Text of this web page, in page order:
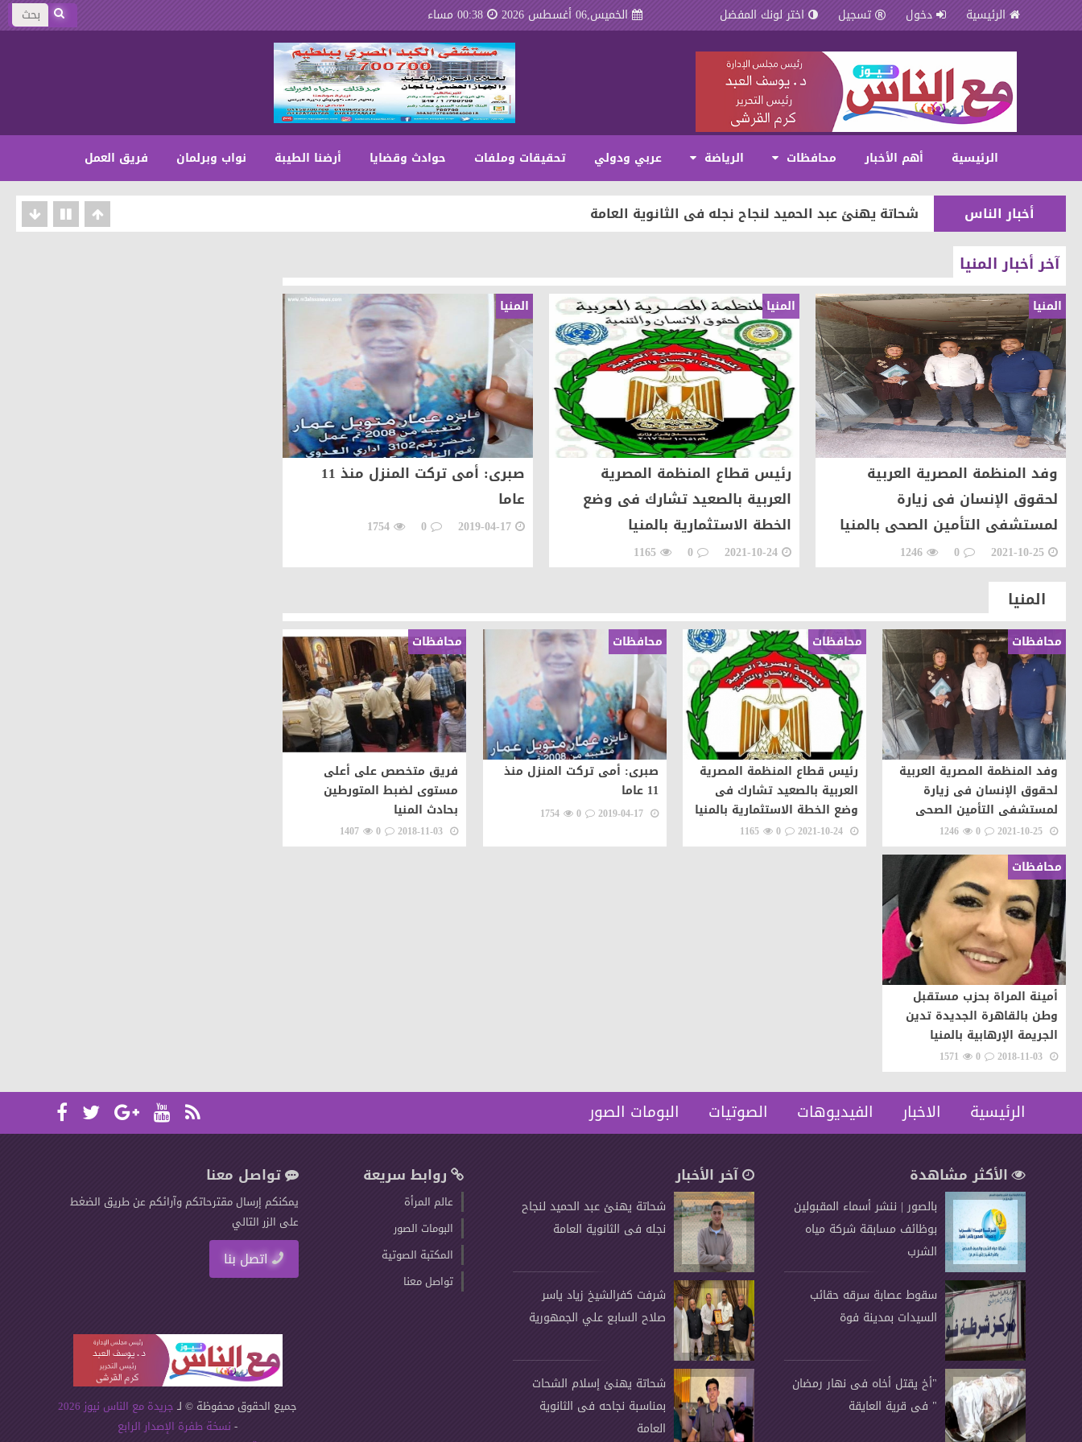
الرئيسية دخول تسجيل اختر لونك المفضل الخميس,06 أغسطس 2026 00:38 مساء
الرئيسية أهم الأخبار محافظات الرياضة عربي ودولي تحقيقات وملفات حوادث وقضايا أرضنا الطيبة نواب وبرلمان فريق العمل
مقالات وكتّاب
شافيه ابو سمرة تكتب: فى حفل الزفاف ذكريات من زمن فات
أخبار الناس
شحاتة يهنئ عبد الحميد لنجاح نجله فى الثانوية العامة
أخبار الناس
أخبار الناس
شحاتة يهنئ إسلام الشحات بمناسبة نجاحه فى الثانوية العامة
مقالات وكتّاب
سمية مدغري علوي تكتب استراحة محارب
مقالات وكتّاب
سمية مدغرى علوى تكتب.. القراءة في الصيف رحلة عقلية في ظلال الهدوء
أخبار الناس
تهنئة الجريدة للاستاذ عبد السلام بلتاجي بمناسبة زفاف كريمته سلمي
أهم الأخبار
الوحدة المحلية بالحامول تستعين بسيارات طوارئ المياه لتلبية احتياجات مواطني المجاز
حوادث وقضايا
ضبط عاطل وسيدة أثناء تعاطيهما المخدرات بالإسكندرية
مقالات وكتّاب
عطوة الزقم يكتب.. عبدالهادى حجازى الرجل الذى آمن بإن النجاح الحقيقى هو الذى ينعكس على المجتمع
مقالات وكتّاب
شافيه ابو سمرة تكتب: فى حفل الزفاف ذكريات من زمن فات
أخبار الناس
شحاتة يهنئ عبد الحميد لنجاح نجله فى الثانوية العامة
آخر أخبار المنيا
المنيا
وفد المنظمة المصرية العربية
لحقوق الإنسان فى زيارة
لمستشفى التأمين الصحى بالمنيا
2021-10-25
0
1246
المنيا
رئيس قطاع المنظمة المصرية
العربية بالصعيد تشارك فى وضع
الخطة الاستثمارية بالمنيا
2021-10-24
0
1165
المنيا
صبرى: أمى تركت المنزل منذ 11
عاما
2019-04-17
0
1754
المنيا
محافظات
وفد المنظمة المصرية العربية
لحقوق الإنسان فى زيارة
لمستشفى التأمين الصحى
بالمنيا
2021-10-25
0
1246
محافظات
رئيس قطاع المنظمة المصرية
العربية بالصعيد تشارك فى
وضع الخطة الاستثمارية بالمنيا
2021-10-24
0
1165
محافظات
صبرى: أمى تركت المنزل منذ
11 عاما
2019-04-17
0
1754
محافظات
فريق متخصص على أعلى
مستوى لضبط المتورطين
بحادث المنيا
0
1407
محافظات
أمينة المراة بحزب مستقبل
وطن بالقاهرة الجديدة تدين
الجريمة الإرهابية بالمنيا
2018-11-03
0
1571
الرئيسية الاخبار الفيديوهات الصوتيات البومات الصور
الأكثر مشاهدة
بالصور | ننشر أسماء المقبولين
بوظائف مسابقة شركة مياه
الشرب
سقوط عصابة سرقه حقائب
السيدات بمدينة فوة
"أخ يقتل أخاه فى نهار رمضان
" فى قرية العايقة
آخر الأخبار
شحاتة يهنئ عبد الحميد لنجاح
نجله فى الثانوية العامة
شرفت كفرالشيخ زياد ياسر
صلاح السابع علي الجمهورية
شحاتة يهنئ إسلام الشحات
بمناسبة نجاحه فى الثانوية
العامة
روابط سريعة
عالم المرأة
البومات الصور
المكتبة الصوتية
تواصل معنا
تواصل معنا
يمكنكم إرسال مقترحاتكم وآرائكم عن طريق الضغط
على الزر التالي
اتصل بنا
جميع الحقوق محفوظة © لـ جريدة مع الناس نيوز 2026
- نسخة طفرة الإصدار الرابع